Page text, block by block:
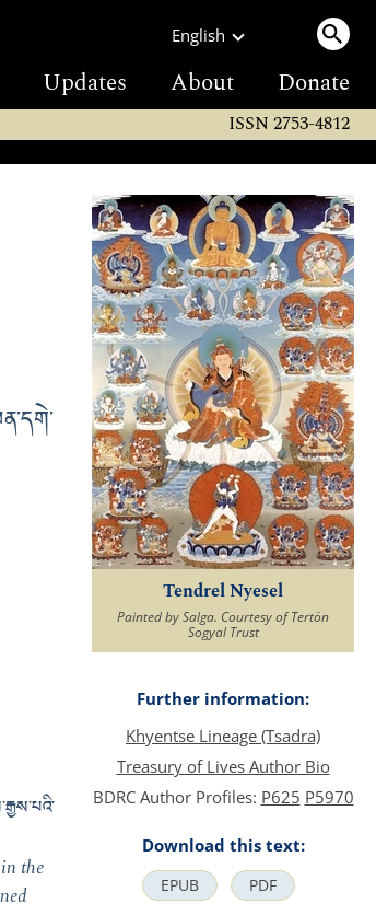
English
Updates About Donate
ISSN 2753-4812
the
Tendrel Nyesel
Painted by Salga. Courtesy of Tertön
Sogyal Trust
Further information:
Khyentse Lineage (Tsadra)
Treasury of Lives Author Bio
BDRC Author Profiles: P625 P5970
Download this text:
EPUB PDF